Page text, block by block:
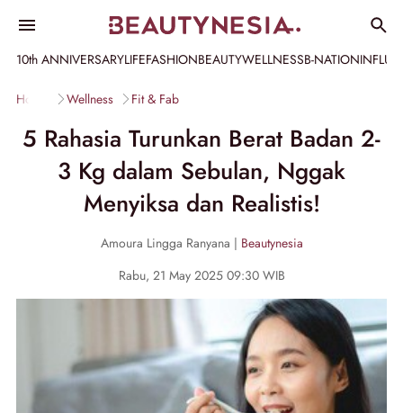
10th ANNIVERSARYLIFEFASHIONBEAUTYWELLNESSB-NATION
Home Wellness Fit & Fab
5 Rahasia Turunkan Berat Badan 2-
3 Kg dalam Sebulan, Nggak
Menyiksa dan Realistis!
Amoura Lingga Ranyana | Beautynesia
Rabu, 21 May 2025 09:30 WIB